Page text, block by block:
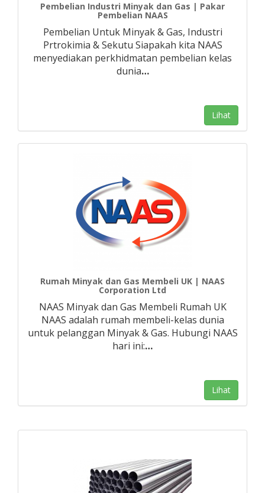
Pembelian Industri Minyak dan Gas | Pakar
Pembelian NAAS
Pembelian Untuk Minyak & Gas, Industri
Prtrokimia & Sekutu Siapakah kita NAAS
menyediakan perkhidmatan pembelian kelas
dunia…
Lihat
Rumah Minyak dan Gas Membeli UK | NAAS
Corporation Ltd
NAAS Minyak dan Gas Membeli Rumah UK
NAAS adalah rumah membeli-kelas dunia
untuk pelanggan Minyak & Gas. Hubungi NAAS
hari ini:…
Lihat